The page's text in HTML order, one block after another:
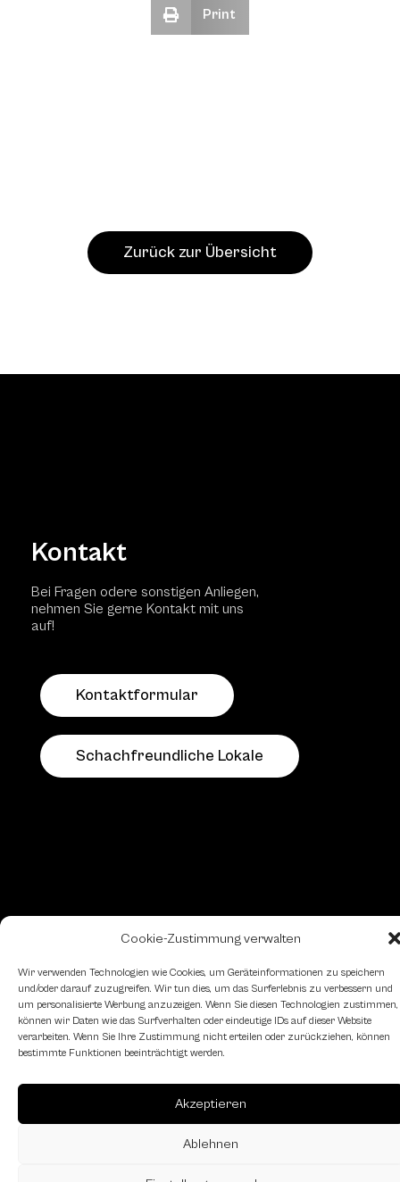
Cookie-Zustimmung verwalten
Wir verwenden Technologien wie Cookies, um Geräteinformationen zu speichern
und/oder darauf zuzugreifen. Wir tun dies, um das Surferlebnis zu verbessern und
um personalisierte Werbung anzuzeigen. Wenn Sie diesen Technologien zustimmen,
können wir Daten wie das Surfverhalten oder eindeutige IDs auf dieser Website
verarbeiten. Wenn Sie Ihre Zustimmung nicht erteilen oder zurückziehen, können
bestimmte Funktionen beeinträchtigt werden.
Akzeptieren
Ablehnen
Print
Zurück zur Übersicht
Kontakt
Bei Fragen odere sonstigen Anliegen,
nehmen Sie gerne Kontakt mit uns
auf!
Kontaktformular
Schachfreundliche Lokale
Landesverband Oberösterreich des
Österreichischen Schachbundes